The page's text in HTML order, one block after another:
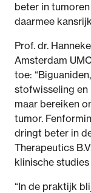
beter in
daarmee
Prof. dr.
Amsterdam
toe:
stofwisseling en
maar bereiken
tumor.
dringt beter in
Therapeutics
klinische
“In de praktijk